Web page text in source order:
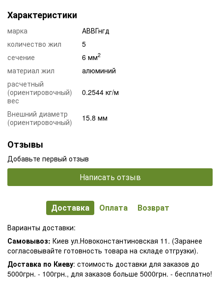
Характеристики
марка
АВВГнгд
количество жил
5
сечение
6 мм2
материал жил
алюминий
расчетный
(ориентировочный)
вес
0.2544 кг/м
Внешний диаметр
(ориентировочный)
15.8 мм
Отзывы
Добавьте первый отзыв
Написать отзыв
Доставка Оплата Возврат
Варианты доставки:
Самовывоз: Киев ул.Новоконстантиновская 11. (Заранее
согласовывайте готовность товара на складе отгрузки).
Доставка по Киеву: стоимость доставки для заказов до
5000грн. - 100грн., для заказов больше 5000грн. - бесплатно!